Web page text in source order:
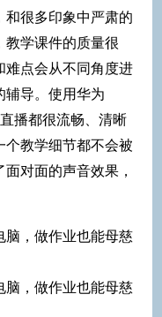
和很多印象中严肃的
教学课件的质量很
难点会从不同角度进
辅导。使用华为
播都很流畅、清晰
个教学细节都不会被
对面的声音效果，